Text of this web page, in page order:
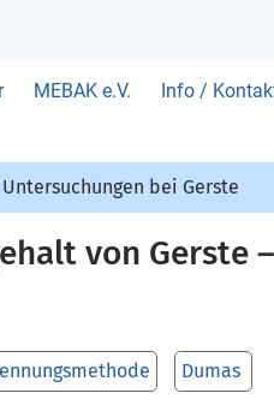
MEBAK e.V. Info /
bei Gerste
von Gerste
Dumas